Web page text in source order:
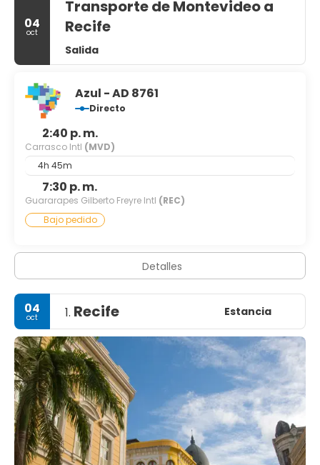
04
oct
Transporte de Montevideo a
Recife
Salida
Azul - AD 8761
Directo
2:40 p. m.
Carrasco Intl (MVD)
4h 45m
7:30 p. m.
Guararapes Gilberto Freyre Intl (REC)
Bajo pedido
Detalles
04
oct 1. Recife Estancia